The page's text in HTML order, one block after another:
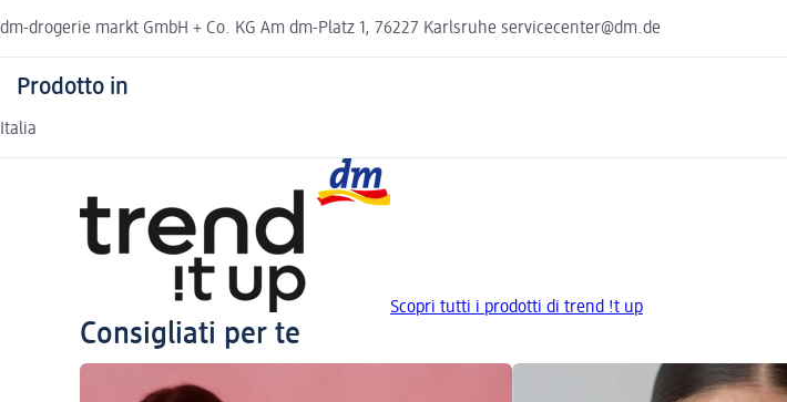
dm-drogerie markt GmbH + Co. KG Am dm-Platz 1, 76227 Karlsruhe servicecenter@dm.de
Prodotto in
Italia
Scopri tutti i prodotti di trend !t up
Consigliati per te